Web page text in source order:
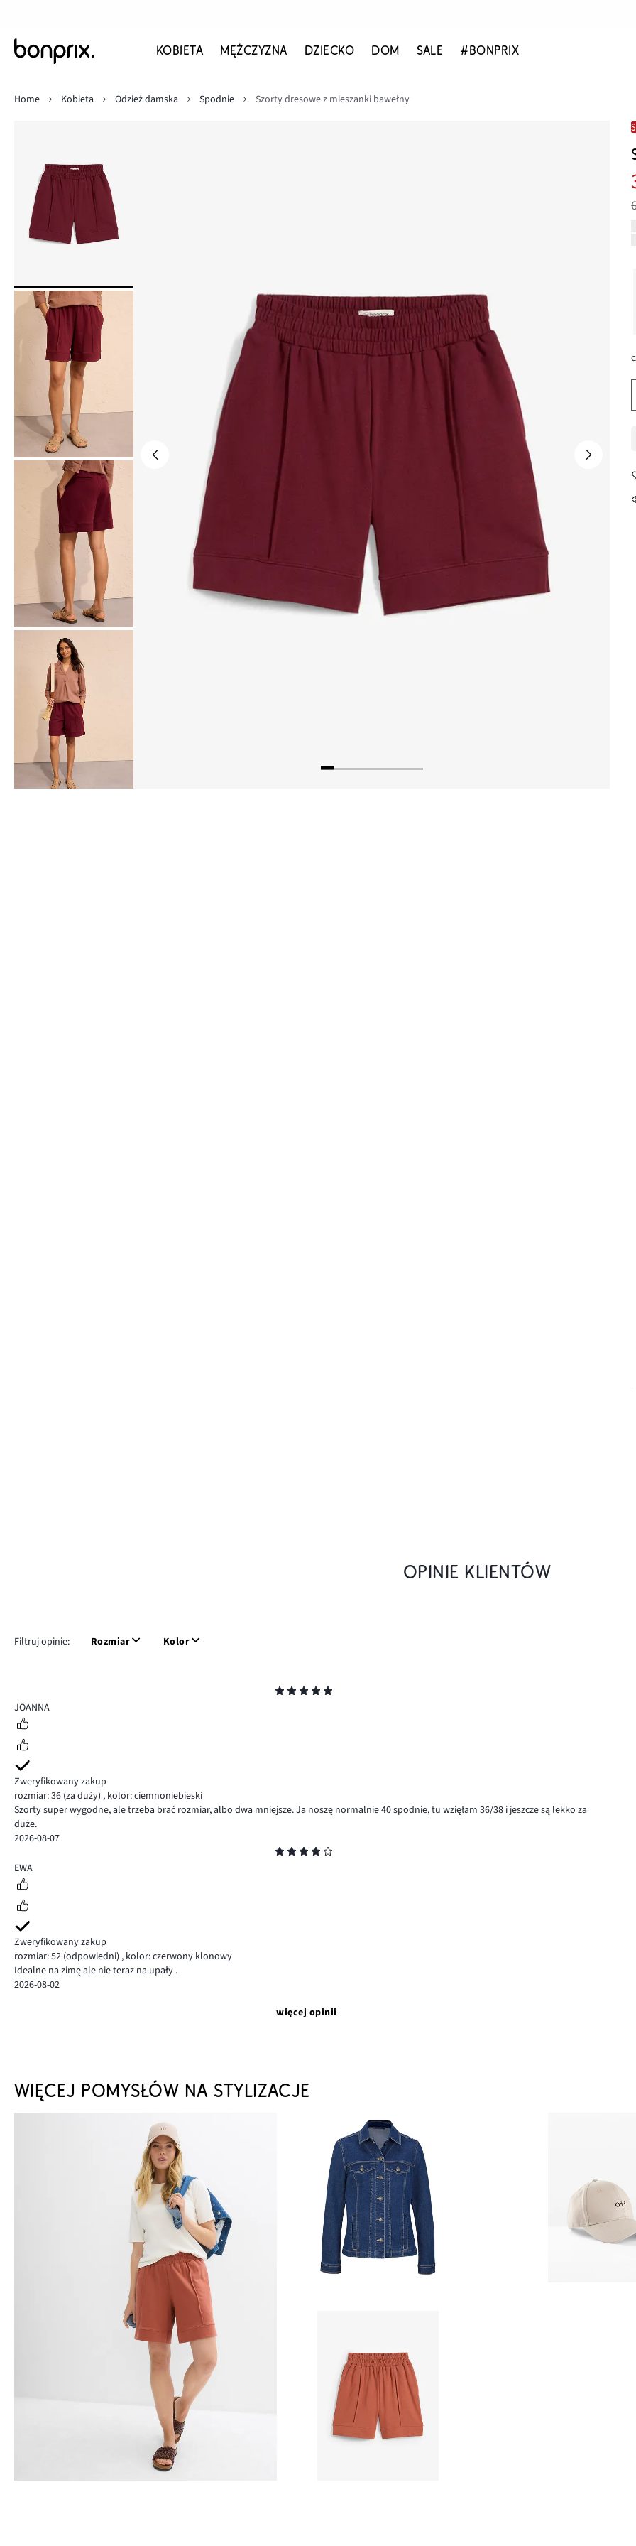
KOBIETA MĘŻCZYZNA DZIECKO DOM SALE #BONPRIX
Home
Kobieta Odzież damska Spodnie Szorty dresowe z mieszanki bawełny
OPINIE KLIENTÓW
Filtruj opinie: Rozmiar Kolor
5
JOANNA
Zweryfikowany zakup
rozmiar: 36 (za duży) , kolor: ciemnoniebieski
Szorty super wygodne, ale trzeba brać rozmiar, albo dwa mniejsze. Ja noszę normalnie 40 spodnie, tu wzięłam 36/38 i jeszcze są lekko za
duże.
2026-08-07
4
EWA
Zweryfikowany zakup
rozmiar: 52 (odpowiedni) , kolor: czerwony klonowy
Idealne na zimę ale nie teraz na upały .
2026-08-02
więcej opinii
WIĘCEJ POMYSŁÓW NA STYLIZACJE